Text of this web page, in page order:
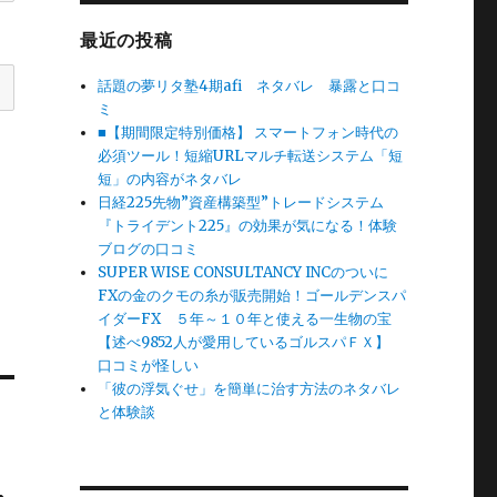
最近の投稿
話題の夢リタ塾4期afi ネタバレ 暴露と口コ
ミ
■【期間限定特別価格】 スマートフォン時代の
必須ツール！短縮URLマルチ転送システム「短
短」の内容がネタバレ
日経225先物”資産構築型”トレードシステム
『トライデント225』の効果が気になる！体験
ブログの口コミ
SUPER WISE CONSULTANCY INCのついに
FXの金のクモの糸が販売開始！ゴールデンスパ
イダーFX ５年～１０年と使える一生物の宝
【述べ9852人が愛用しているゴルスパＦＸ】
口コミが怪しい
「彼の浮気ぐせ」を簡単に治す方法のネタバレ
と体験談